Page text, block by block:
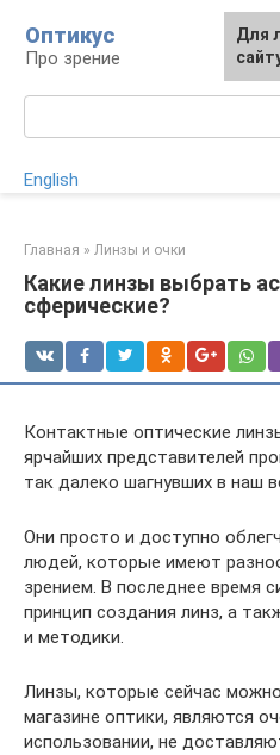
контенту
Оптикус
Про зрение
English
Главная » Линзы и очки
Какие линзы выбрать
сферические?
Контактные оптические
ярчайших представителей
так далеко шагнувших в наш
Они просто и доступно
людей, которые имеют
зрением. В последнее время
принцип создания линз, а
и методики.
Линзы, которые сейчас
магазине оптики, являются
использовании, не
Для